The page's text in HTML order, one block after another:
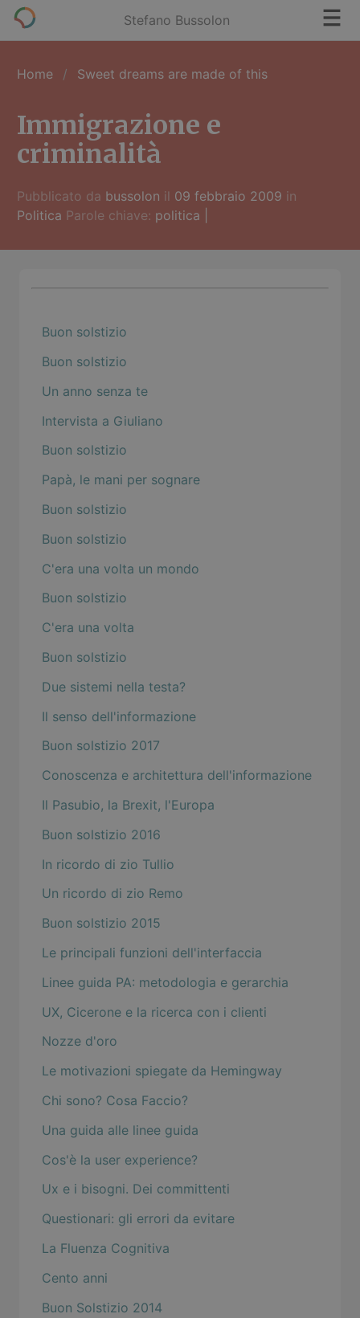
Stefano Bussolon
Home Sweet dreams are made of this
Immigrazione e
criminalità
Pubblicato da bussolon il 09 febbraio 2009 in
Politica Parole chiave: politica
Buon solstizio
Buon solstizio
Un anno senza te
Intervista a Giuliano
Buon solstizio
Papà, le mani per sognare
Buon solstizio
Buon solstizio
C'era una volta un mondo
Buon solstizio
C'era una volta
Buon solstizio
Due sistemi nella testa?
Il senso dell'informazione
Buon solstizio 2017
Conoscenza e architettura dell'informazione
Il Pasubio, la Brexit, l'Europa
Buon solstizio 2016
In ricordo di zio Tullio
Un ricordo di zio Remo
Buon solstizio 2015
Le principali funzioni dell'interfaccia
Linee guida PA: metodologia e gerarchia
UX, Cicerone e la ricerca con i clienti
Nozze d'oro
Le motivazioni spiegate da Hemingway
Chi sono? Cosa Faccio?
Una guida alle linee guida
Cos'è la user experience?
Ux e i bisogni. Dei committenti
Questionari: gli errori da evitare
La Fluenza Cognitiva
Cento anni
Buon Solstizio 2014